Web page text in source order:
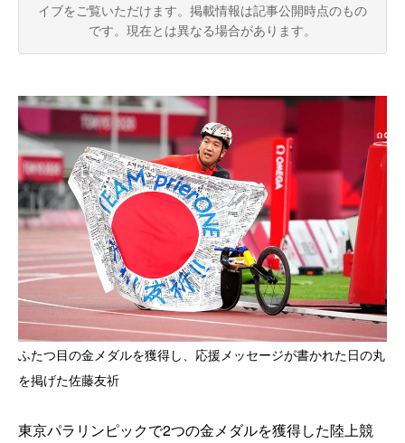
イブをご覧いただけます。 掲載情報は記事公開時点のもの
です。現在とは異なる場合があります。
ふたつ目の金メダルを獲得し、応援メッセージが書かれた日の丸
を掲げた佐藤友祈
東京パラリンピックで2つの金メダルを獲得した陸上競